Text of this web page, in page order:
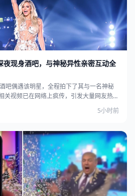
夜现身酒吧，与神秘异性亲密互动全
吧偶遇该明星，全程拍下了其与一名神秘
关视频已在网络上疯传，引发大量网友热
5小时前